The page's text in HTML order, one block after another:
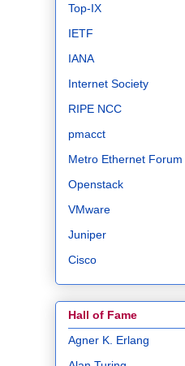
Top-IX
IETF
IANA
Internet Society
RIPE NCC
pmacct
Metro Ethernet Forum
Openstack
VMware
Juniper
Cisco
Hall of Fame
Agner K. Erlang